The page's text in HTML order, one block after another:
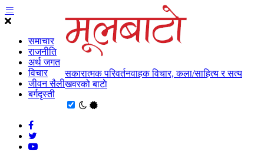
समाचार
राजनीति
अर्थ जगत
विचार
जीवन सैली
बर्गदृस्ती
सकारात्मक परिवर्तनवाहक विचार, कला/साहित्य र सत्य
खवरको बाटाे